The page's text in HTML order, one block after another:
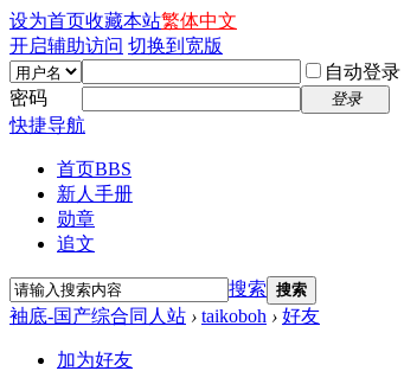
设为首页收藏本站繁体中文
开启辅助访问 切换到宽版
自动登录
密码
登录
快捷导航
首页BBS
新人手册
勋章
追文
搜索 搜索
袖底-国产综合同人站 › taikoboh › 好友
加为好友